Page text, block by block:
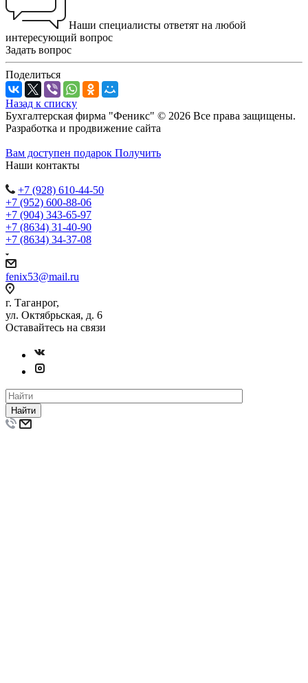
Наши специалисты ответят на любой
интересующий вопрос
Задать вопрос
Поделиться
Назад к списку
Бухгалтерская фирма "Феникс" © 2026 Все права защищены.
Разработка и продвижение сайта
Вам доступен подарок Получить
Наши контакты
+7 (928) 610-44-50
+7 (952) 600-88-06
+7 (904) 343-65-97
+7 (8634) 31-40-90
+7 (8634) 34-37-08
fenix53@mail.ru
г. Таганрог,
ул. Октябрьская, д. 6
Оставайтесь на связи
Найти